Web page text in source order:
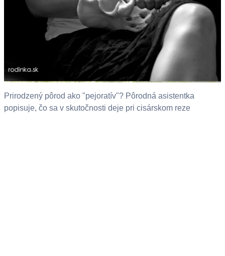
Prirodzený pôrod ako "pejoratív"? Pôrodná asistentka
popisuje, čo sa v skutočnosti deje pri cisárskom reze